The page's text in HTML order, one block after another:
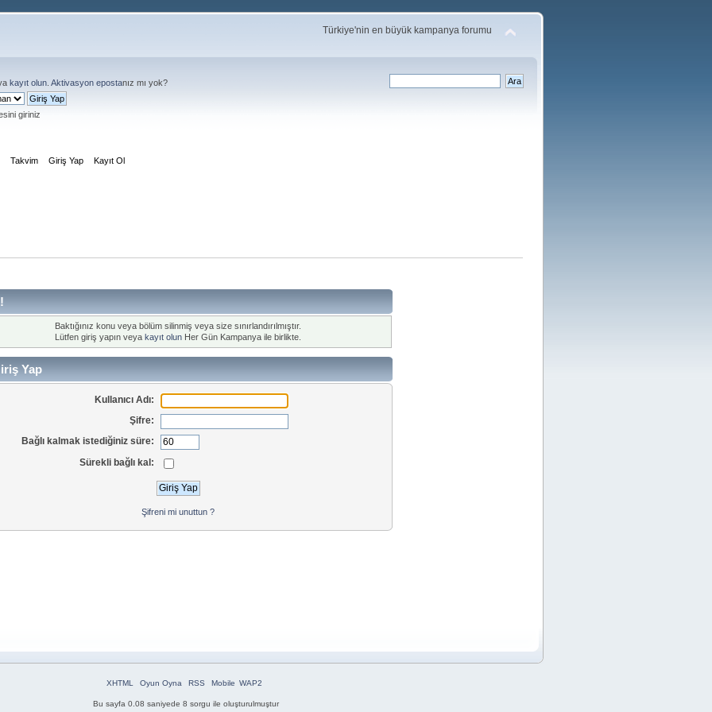
Türkiye'nin en büyük kampanya forumu
kayıt olun Aktivasyon epostanız mı yok?
giriniz
Takvim Giriş Yap Kayıt Ol
Baktığınız konu veya bölüm silinmiş veya size sınırlandırılmıştır.
Lütfen giriş yapın veya kayıt olun Her Gün Kampanya ile birlikte.
Yap
Kullanıcı Adı:
Şifre:
Bağlı kalmak istediğiniz süre:
Sürekli bağlı kal:
Şifreni mi unuttun ?
XHTML Oyun Oyna RSS Mobile WAP2
Bu sayfa 0.08 saniyede 8 sorgu ile oluşturulmuştur